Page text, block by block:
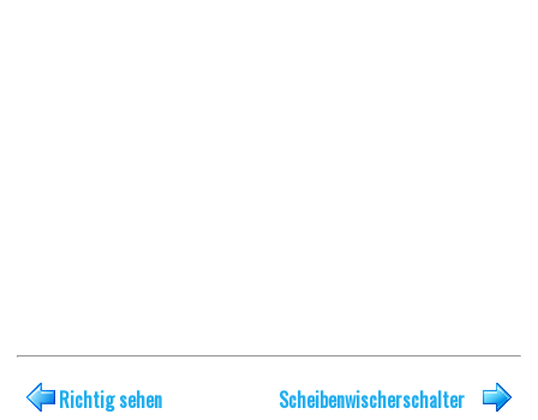
Richtig sehen
Scheibenwischerschalter